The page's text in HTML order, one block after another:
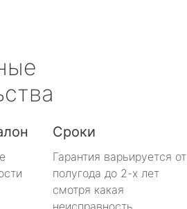
Сроки
Гарантия варьируется от
полугода до 2-х лет
смотря какая
неисправность.